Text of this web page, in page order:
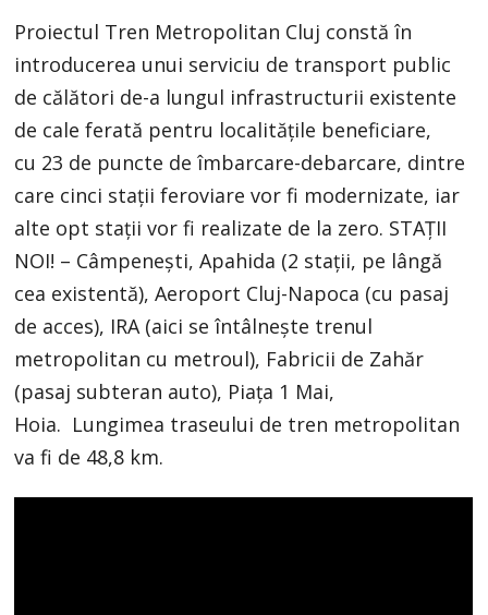
Proiectul Tren Metropolitan Cluj constă în
introducerea unui serviciu de transport public
de călători de-a lungul infrastructurii existente
de cale ferată pentru localitățile beneficiare,
cu 23 de puncte de îmbarcare-debarcare, dintre
care cinci stații feroviare vor fi modernizate, iar
alte opt stații vor fi realizate de la zero. STAȚII
NOI! – Câmpenești, Apahida (2 stații, pe lângă
cea existentă), Aeroport Cluj-Napoca (cu pasaj
de acces), IRA (aici se întâlnește trenul
metropolitan cu metroul), Fabricii de Zahăr
(pasaj subteran auto), Piața 1 Mai,
Hoia. Lungimea traseului de tren metropolitan
va fi de 48,8 km.